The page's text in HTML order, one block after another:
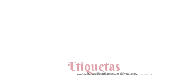
Etiquetas